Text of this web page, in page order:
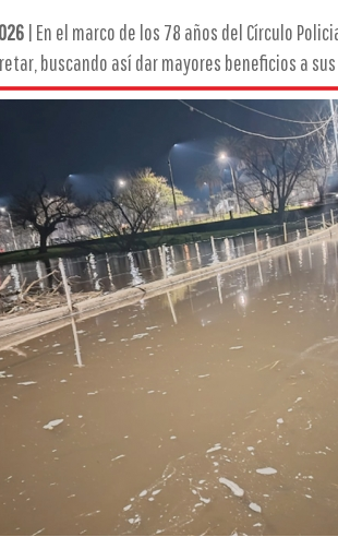
| En el marco de los 78 años del Círculo
buscando así dar mayores beneficios a